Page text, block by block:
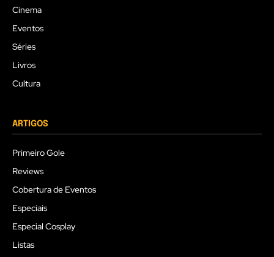
Cinema
Eventos
Séries
Livros
Cultura
ARTIGOS
Primeiro Gole
Reviews
Cobertura de Eventos
Especiais
Especial Cosplay
Listas